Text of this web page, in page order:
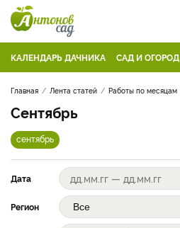
КАЛЕНДАРЬ ДАЧНИКА САД И ОГОРОД
Главная Лента статей Работы по месяцам
Сентябрь
сентябрь
Дата
Регион